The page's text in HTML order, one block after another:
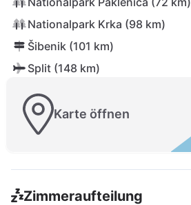
Nationalpark Krka (98 km)
Šibenik (101 km)
Split (148 km)
Karte öffnen
Zimmeraufteilung